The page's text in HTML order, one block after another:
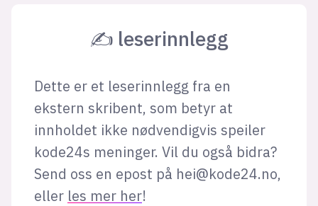
✍ leserinnlegg
Dette er et leserinnlegg fra en
ekstern skribent, som betyr at
innholdet ikke nødvendigvis speiler
kode24s meninger. Vil du også bidra?
Send oss en epost på hei@kode24.no,
eller les mer her!